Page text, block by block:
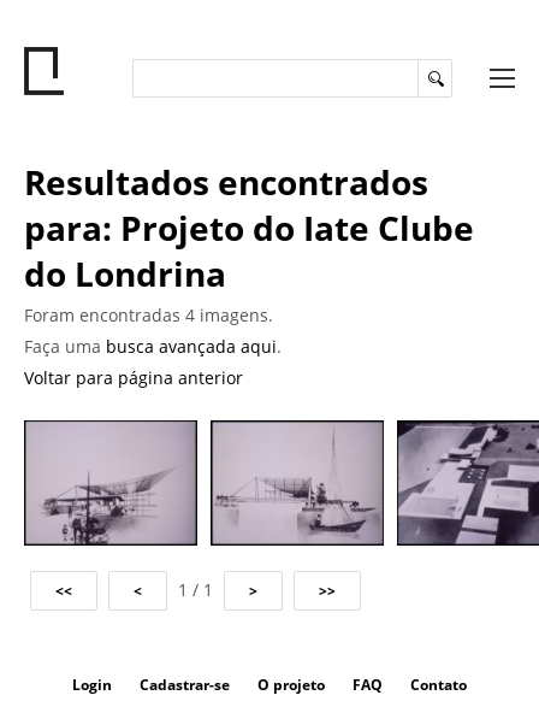
Resultados encontrados
para: Projeto do Iate Clube
do Londrina
Foram encontradas 4 imagens.
Faça uma busca avançada aqui.
Voltar para página anterior
1 / 1
Login Cadastrar-se O projeto FAQ Contato